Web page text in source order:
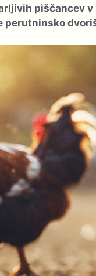
piščancev
perutninsko